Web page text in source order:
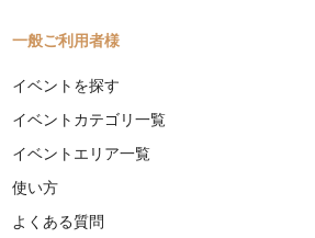
一般ご利用者様
イベントを探す
イベントカテゴリ一覧
イベントエリア一覧
使い方
よくある質問